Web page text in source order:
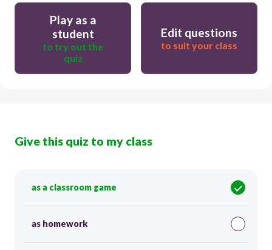
Play as a
student
to try out the
quiz
Edit questions
to suit your class
Give this quiz to my class
as a classroom game
as homework